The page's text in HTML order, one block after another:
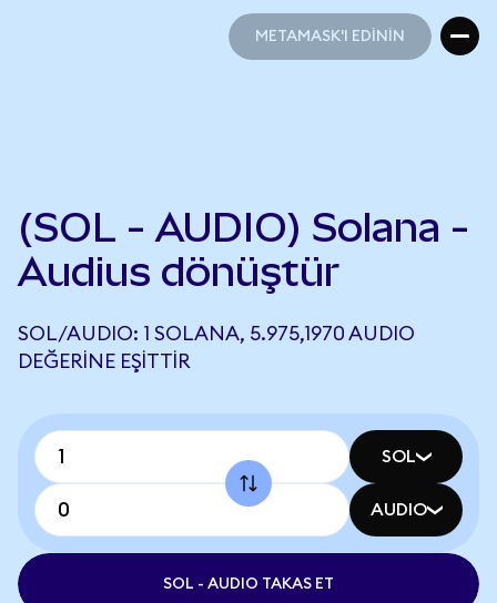
METAMASK'I EDİNİN
(SOL - AUDIO) Solana -
Audius dönüştür
SOL/AUDIO: 1 SOLANA, 5.975,1970 AUDIO
DEĞERINE EŞITTIR
SOL
AUDIO
SOL - AUDIO TAKAS ET